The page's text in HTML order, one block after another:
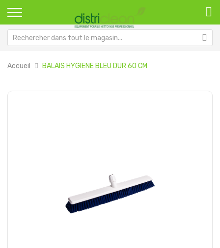
Accueil BALAIS HYGIENE BLEU DUR 60 CM
Passer